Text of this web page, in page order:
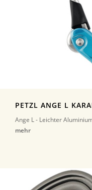
PETZL ANGE L
Ange L - Leichter
mehr